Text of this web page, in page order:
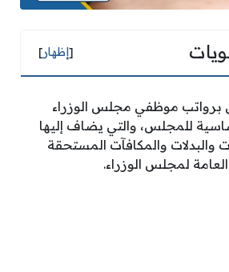
[إظهار]
موظفي مجلس الوزراء
للمجلس، والتي يضاف إليها
والبدلات والمكافآت المستحقة
لمجلس الوزراء.